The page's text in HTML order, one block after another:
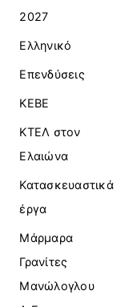
2027
Ελληνικό
Επενδύσεις
ΚΕΒΕ
ΚΤΕΛ στον
Ελαιώνα
Κατασκευαστικά
έργα
Μάρμαρα
Γρανίτες
Μανώλογλου